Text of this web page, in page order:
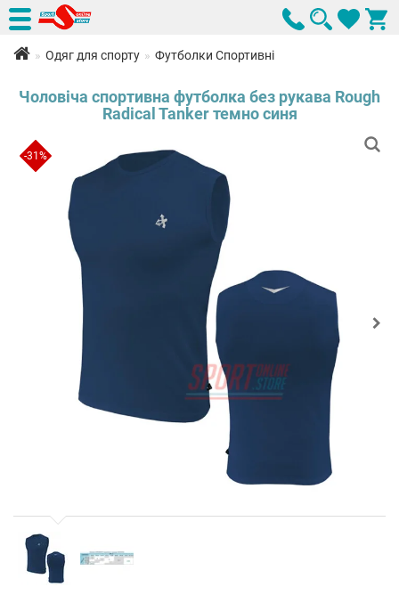
Одяг для спорту Футболки Спортивні
Чоловіча спортивна футболка без рукава Rough
Radical Tanker темно синя
-31%